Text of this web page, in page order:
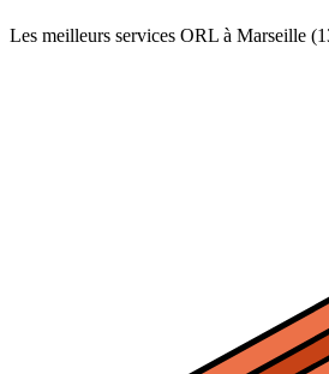
Les meilleurs services ORL à Marseille